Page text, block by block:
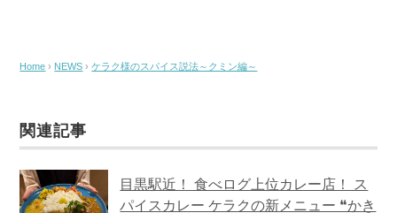
Home › NEWS ›ケラク様のスパイス説法～クミン編～
関連記事
目黒駅近！ 食べログ上位カレー店！ ス
パイスカレー ケラクの新メニュー ❝かき